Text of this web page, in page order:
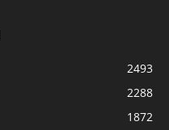
2493
2288
1872